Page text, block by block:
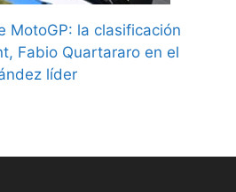
MotoGP: la clasificación
Fabio Quartararo en el
líder